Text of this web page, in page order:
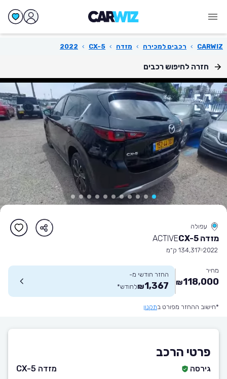
CARWIZ
› רכבים למכירה › מזדה ›
CX-5
›
2022
חזרה לחיפוש רכבים
עפולה
מזדה CX-5 ACTIVE
2022 134,317 ק״מ
מחיר
118,000
₪
החזר חודשי מ-
1,367
₪לחודש*
*חישוב ההחזר מפורט בתקנון
פרטי הרכב
גירסה
מזדה CX-5